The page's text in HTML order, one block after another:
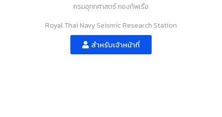
กรมอุทกศาสตร์ กองทัพเรือ
Royal Thai Navy Seismic Research Station
สำหรับเจ้าหน้าที่